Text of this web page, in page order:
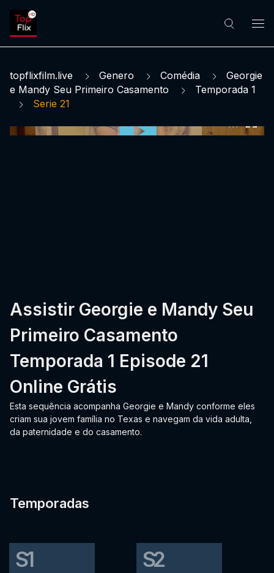
topflixfilm.live Genero Comédia
Georgie
e Mandy Seu Primeiro Casamento
Temporada 1
Serie 21
Assistir Georgie e Mandy Seu
Primeiro Casamento
Temporada 1 Episode 21
Online Grátis
Esta sequência acompanha Georgie e Mandy conforme eles
criam sua jovem família no Texas e navegam da vida adulta,
da paternidade e do casamento.
Temporadas
S1 S2